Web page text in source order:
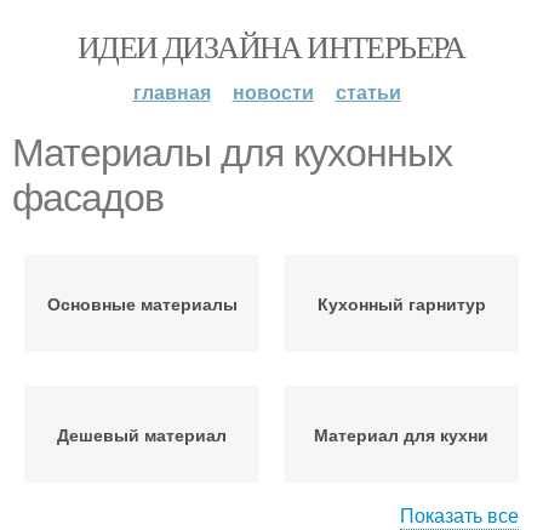
ИДЕИ ДИЗАЙНА ИНТЕРЬЕРА
главная новости статьи
Материалы для кухонных
фасадов
Основные материалы Кухонный гарнитур
Дешевый материал Материал для кухни
Показать все